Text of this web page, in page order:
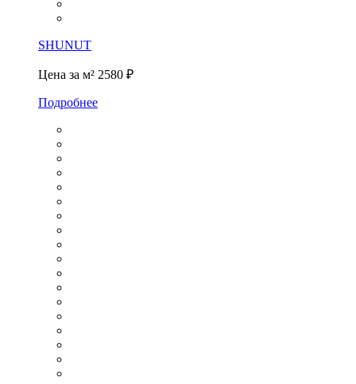
SHUNUT
Цена за м² 2580 ₽
Подробнее